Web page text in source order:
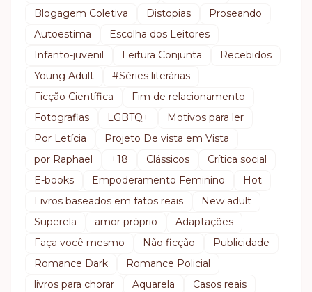
Blogagem Coletiva
Distopias
Proseando
Autoestima
Escolha dos Leitores
Infanto-juvenil
Leitura Conjunta
Recebidos
Young Adult
#Séries literárias
Ficção Científica
Fim de relacionamento
Fotografias
LGBTQ+
Motivos para ler
Por Letícia
Projeto De vista em Vista
por Raphael
+18 Clássicos
Crítica social
E-books
Empoderamento Feminino
Hot
Livros baseados em fatos reais
New adult
Superela
amor próprio
Adaptações
Faça você mesmo
Não ficção
Publicidade
Romance Dark
Romance Policial
livros para chorar
Aquarela
Casos reais